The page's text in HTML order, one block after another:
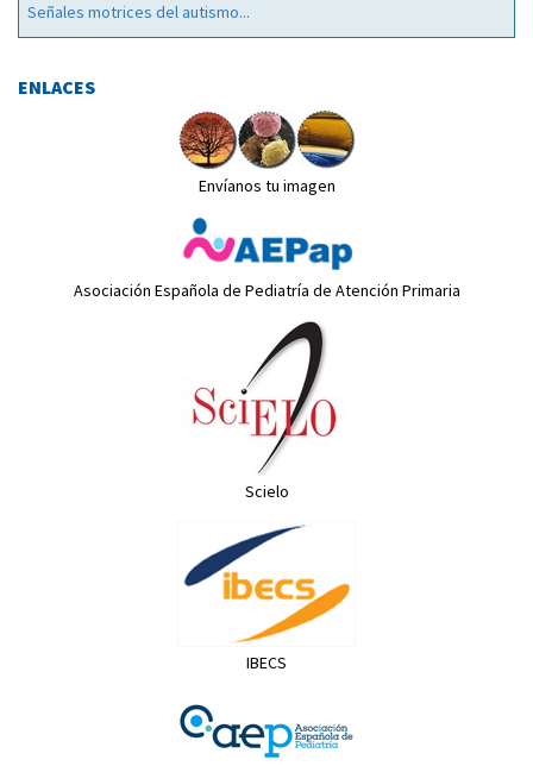
Señales motrices del autismo...
ENLACES
Envíanos tu imagen
Asociación Española de Pediatría de Atención Primaria
Scielo
IBECS